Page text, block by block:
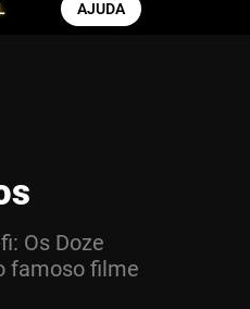
AJUDA
Os Doze
famoso filme